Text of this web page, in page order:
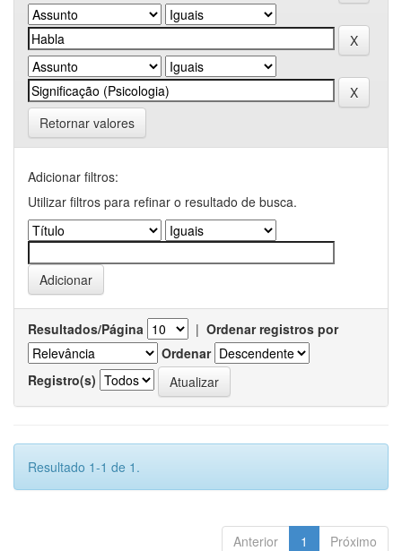
Retornar valores
Adicionar filtros:
Utilizar filtros para refinar o resultado de busca.
Resultados/Página | Ordenar registros por
Ordenar
Registro(s)
Resultado 1-1 de 1.
Anterior 1 Próximo